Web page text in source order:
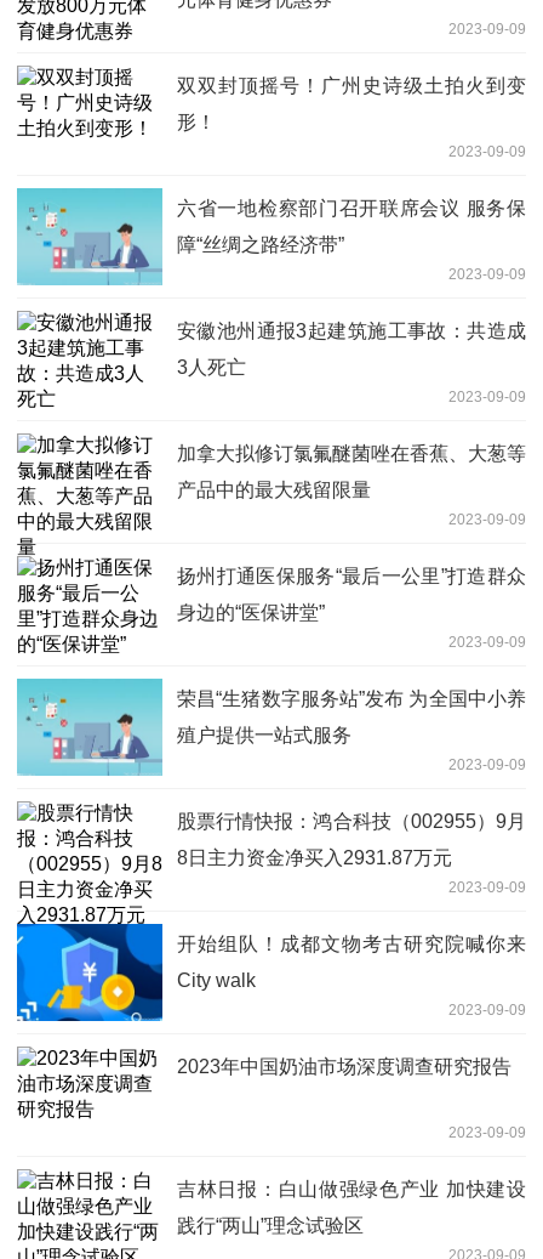
2023-09-09
双双封顶摇号！广州史诗级土拍火到变
形！
2023-09-09
六省一地检察部门召开联席会议 服务保
障“丝绸之路经济带”
2023-09-09
安徽池州通报3起建筑施工事故：共造成
3人死亡
2023-09-09
加拿大拟修订氯氟醚菌唑在香蕉、大葱等
产品中的最大残留限量
2023-09-09
扬州打通医保服务“最后一公里”打造群众
身边的“医保讲堂”
2023-09-09
荣昌“生猪数字服务站”发布 为全国中小养
殖户提供一站式服务
2023-09-09
股票行情快报：鸿合科技（002955）9月
8日主力资金净买入2931.87万元
2023-09-09
开始组队！成都文物考古研究院喊你来
City walk
2023-09-09
2023年中国奶油市场深度调查研究报告
2023-09-09
吉林日报：白山做强绿色产业 加快建设
践行“两山”理念试验区
2023-09-09